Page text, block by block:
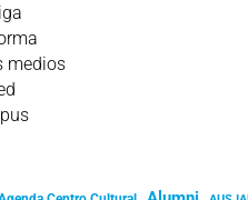
medios